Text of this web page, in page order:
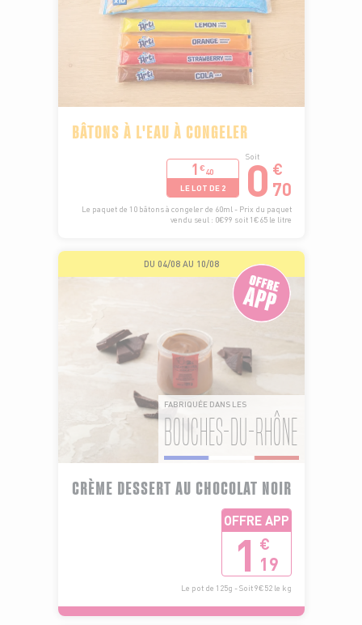
BÂTONS À L'EAU À CONGELER
1€40
LE LOT DE 2
Soit
0 €
70
Le paquet de 10 bâtons à congeler de 60ml - Prix du paquet
vendu seul : 0€99 soit 1€65 le litre
DU 04/08 AU 10/08
FABRIQUÉE DANS LES
BOUCHES-DU-RHÔNE
CRÈME DESSERT AU CHOCOLAT NOIR
OFFRE APP
1 €
19
Le pot de 125g - Soit 9€52 le kg